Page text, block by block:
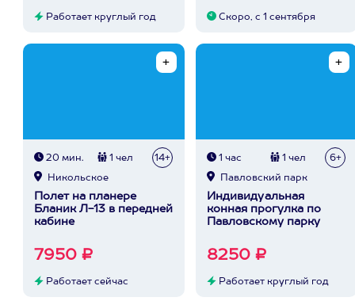
Работает круглый год Скоро, с 1 сентября
20 мин. 1 чел 14+
Никольское
Полет на планере
Бланик Л-13 в передней
кабине
7950 ₽
Работает сейчас
1 час 1 чел 6+
Павловский парк
Индивидуальная
конная прогулка по
Павловскому парку
8250 ₽
Работает круглый год